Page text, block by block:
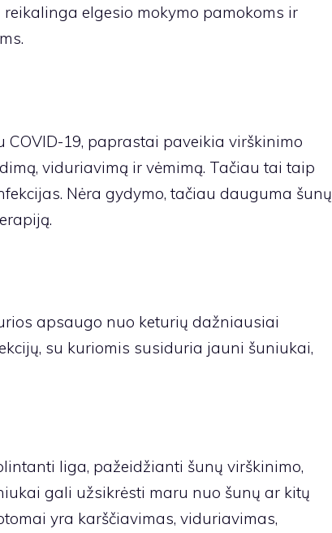
elgesio mokymo pamokoms ir
COVID-19, paprastai paveikia virškinimo
viduriavimą ir vėmimą. Tačiau tai taip
Nėra gydymo, tačiau dauguma šunų
apsaugo nuo keturių dažniausiai
su kuriomis susiduria jauni šuniukai,
liga, pažeidžianti šunų virškinimo,
gali užsikrėsti maru nuo šunų ar kitų
yra karščiavimas, viduriavimas,